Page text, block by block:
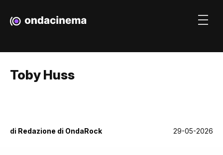
Toby Huss
di Redazione di OndaRock 29-05-2026